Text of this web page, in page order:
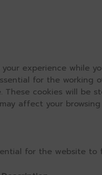
experience while
for the
These cookies will be
affect your
for the website